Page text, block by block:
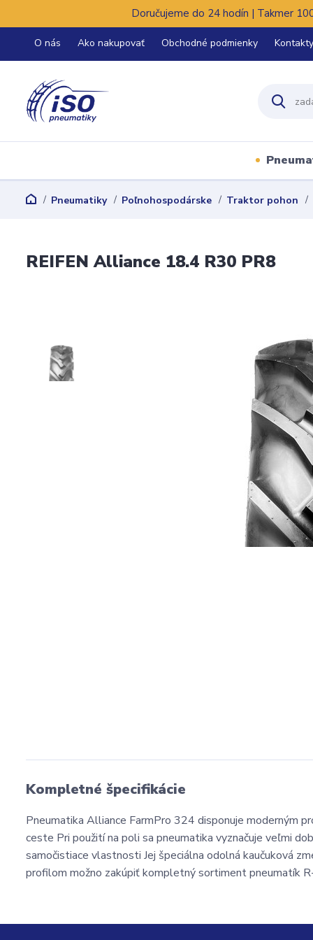
Doručujeme do 24 hodín | Takmer
O nás Ako nakupovať Obchodné podmienky Kontakty
Pneumatiky Poľnohospodárske Traktor pohon
REIFEN Alliance 18.4 R30 PR8
Kompletné špecifikácie
Pneumatika Alliance FarmPro 324 disponuje moderným
ceste Pri použití na poli sa pneumatika vyznačuje veľmi
samočistiace vlastnosti Jej špeciálna odolná kaučuková
profilom možno zakúpiť kompletný sortiment pneumatík